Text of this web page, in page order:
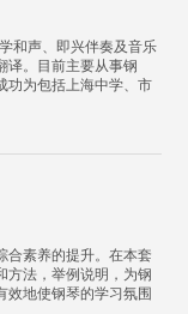
和声、即兴伴奏及音乐
译。目前主要从事钢
功为包括上海中学、市
合素养的提升。在本套
方法，举例说明，为钢
效地使钢琴的学习氛围